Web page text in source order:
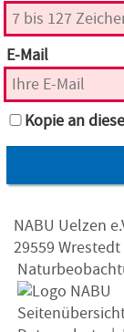
E-Mail
Kopie an
NABU Uelzen
29559 Wrestedt